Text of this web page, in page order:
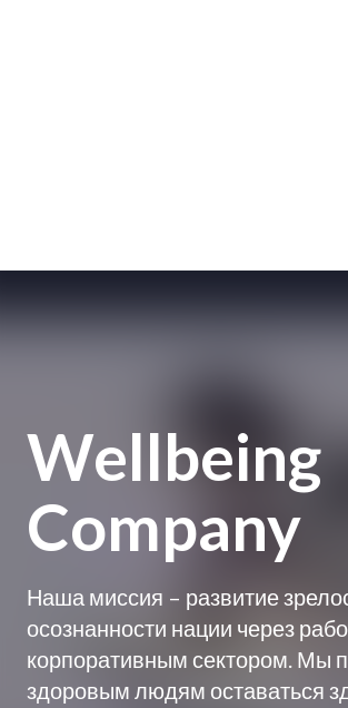
Wellbeing
Company
Наша миссия – развитие
осознанности нации через
корпоративным сектором. Мы
здоровым людям оставаться